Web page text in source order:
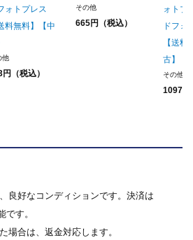
ォトプレス
料無料】【中
他
（税込）
その他
665円（税込）
ォトプ
ドフォ
【送
古】
その他
1097円
良好なコンディションです。決済は
す。
場合は、返金対応します。